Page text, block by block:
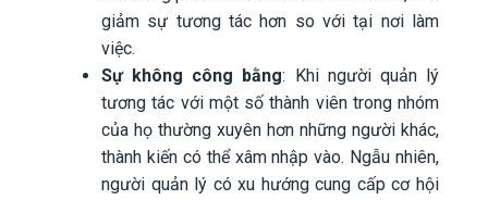
giảm sự tương tác hơn so với tại nơi làm
việc.
Sự không công bằng: Khi người quản lý
tương tác với một số thành viên trong nhóm
của họ thường xuyên hơn những người khác,
thành kiến có thể xâm nhập vào. Ngẫu nhiên,
người quản lý có xu hướng cung cấp cơ hội